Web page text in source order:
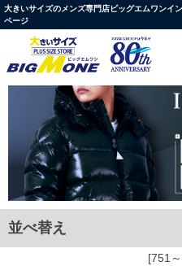
大きいサイズのメンズ専門店ビッグエムワンイ
ページ
並べ替え
[751